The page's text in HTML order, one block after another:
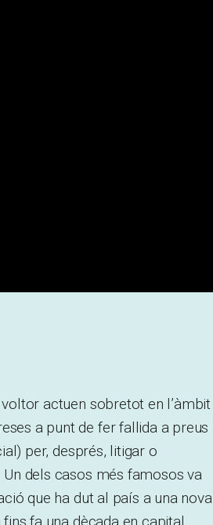
actuen sobretot en l’àmbit
a punt de fer fallida a preus
per, després, litigar o
dels casos més famosos va
que ha dut al país a una nova